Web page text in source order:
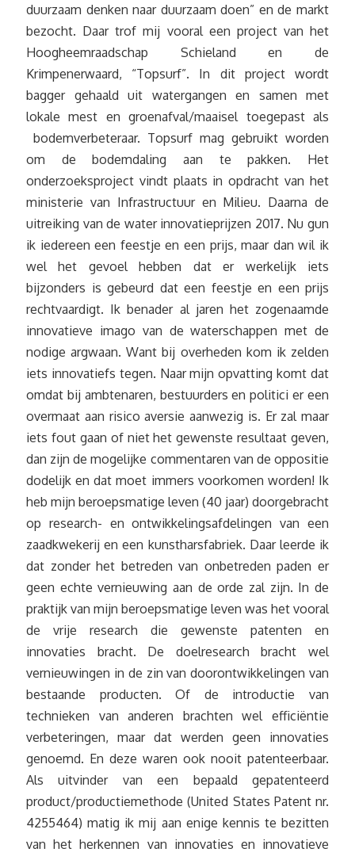
duurzaam denken naar duurzaam doen” en de markt
bezocht. Daar trof mij vooral een project van het
Hoogheemraadschap Schieland en de
Krimpenerwaard, “Topsurf”. In dit project wordt
bagger gehaald uit watergangen en samen met
lokale mest en groenafval/maaisel toegepast als
bodemverbeteraar. Topsurf mag gebruikt worden
om de bodemdaling aan te pakken. Het
onderzoeksproject vindt plaats in opdracht van het
ministerie van Infrastructuur en Milieu. Daarna de
uitreiking van de water innovatieprijzen 2017. Nu gun
ik iedereen een feestje en een prijs, maar dan wil ik
wel het gevoel hebben dat er werkelijk iets
bijzonders is gebeurd dat een feestje en een prijs
rechtvaardigt. Ik benader al jaren het zogenaamde
innovatieve imago van de waterschappen met de
nodige argwaan. Want bij overheden kom ik zelden
iets innovatiefs tegen. Naar mijn opvatting komt dat
omdat bij ambtenaren, bestuurders en politici er een
overmaat aan risico aversie aanwezig is. Er zal maar
iets fout gaan of niet het gewenste resultaat geven,
dan zijn de mogelijke commentaren van de oppositie
dodelijk en dat moet immers voorkomen worden! Ik
heb mijn beroepsmatige leven (40 jaar) doorgebracht
op research- en ontwikkelingsafdelingen van een
zaadkwekerij en een kunstharsfabriek. Daar leerde ik
dat zonder het betreden van onbetreden paden er
geen echte vernieuwing aan de orde zal zijn. In de
praktijk van mijn beroepsmatige leven was het vooral
de vrije research die gewenste patenten en
innovaties bracht. De doelresearch bracht wel
vernieuwingen in de zin van doorontwikkelingen van
bestaande producten. Of de introductie van
technieken van anderen brachten wel efficiëntie
verbeteringen, maar dat werden geen innovaties
genoemd. En deze waren ook nooit patenteerbaar.
Als uitvinder van een bepaald gepatenteerd
product/productiemethode (United States Patent nr.
4255464) matig ik mij aan enige kennis te bezitten
van het herkennen van innovaties en innovatieve